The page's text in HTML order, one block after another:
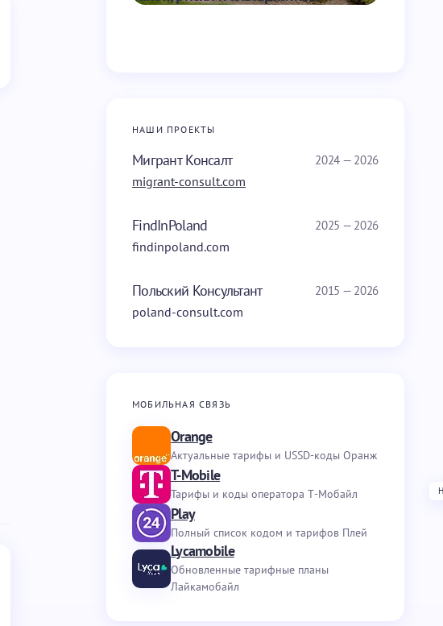
НАШИ ПРОЕКТЫ
Мигрант Консалт 2024 — 2026
migrant-consult.com
FindInPoland 2025 — 2026
findinpoland.com
Польский Консультант 2015 — 2026
poland-consult.com
МОБИЛЬНАЯ СВЯЗЬ
Orange
Актуальные тарифы и USSD-коды Оранж
T-Mobile
Тарифы и коды оператора Т-Мобайл
Play
Полный список кодом и тарифов Плей
Lycamobile
Обновленные тарифные планы
Лайкамобайл